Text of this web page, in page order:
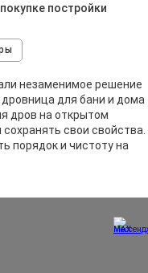
постройки
незаменимое решение
для бани и дома
дров на открытом
свои свойства.
порядок и чистоту на